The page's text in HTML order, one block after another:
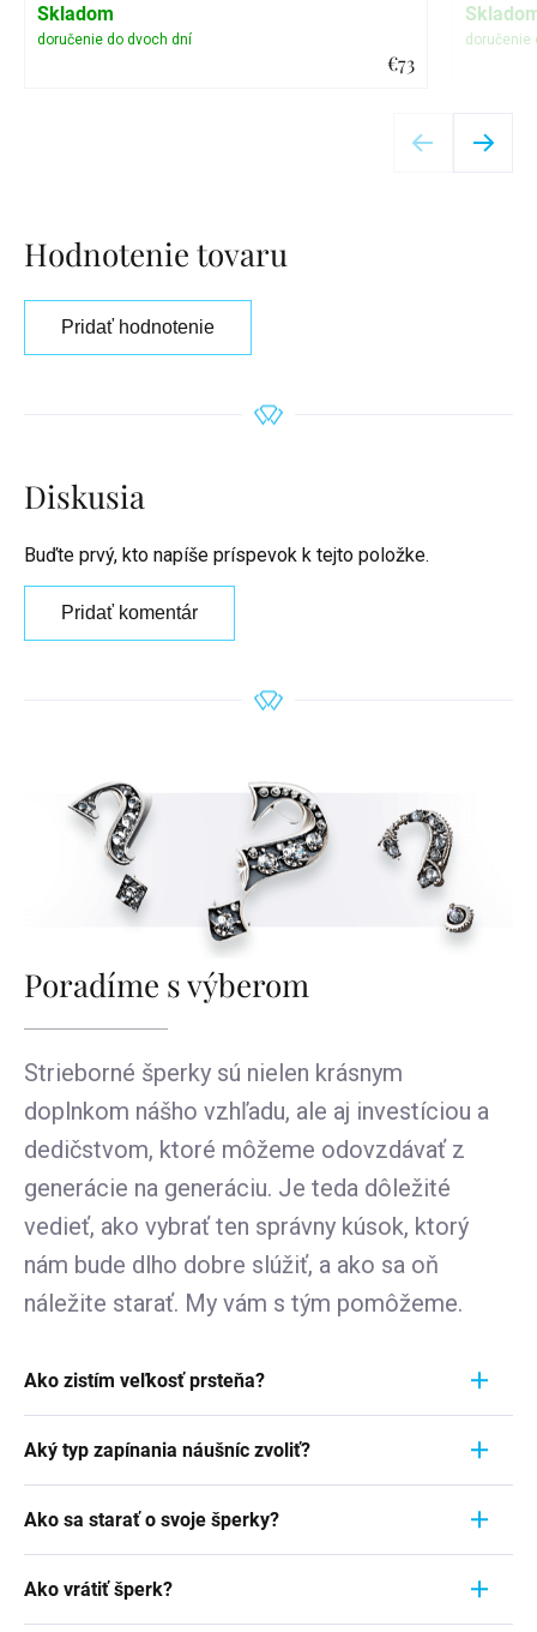
€73
Skladom
Hodnotenie tovaru
Pridať hodnotenie
Diskusia
Buďte prvý, kto napíše príspevok k tejto položke.
Pridať komentár
Poradíme s výberom
Strieborné šperky sú nielen krásnym
doplnkom nášho vzhľadu, ale aj investíciou a
dedičstvom, ktoré môžeme odovzdávať z
generácie na generáciu. Je teda dôležité
vedieť, ako vybrať ten správny kúsok, ktorý
nám bude dlho dobre slúžiť, a ako sa oň
náležite starať. My vám s tým pomôžeme.
Ako zistím veľkosť prsteňa?
Aby ste zistili jeho veľkosť, vezmite pravítko a
položte ho priamo na prstienok, ktorý momentálne
nosíte. Dôležité je zamerať sa na jeho VNÚTORNÝ
znamená to, že vaša veľkosť prstienka je 7.
Aký typ zapínania náušníc zvoliť?
pohodlie, bezpečnosť a štýl náušníc. Strieborné
náušnice zvyčajne majú klasické háčiky, ktoré sú
jednoduché a pohodlné. Náušnice s pevným
Ako sa starať o svoje šperky?
vkusu, ale často aj symbolom významnej životnej
udalosti. Či už sa jedná o náušnice zdedené po
Ako vrátiť šperk?